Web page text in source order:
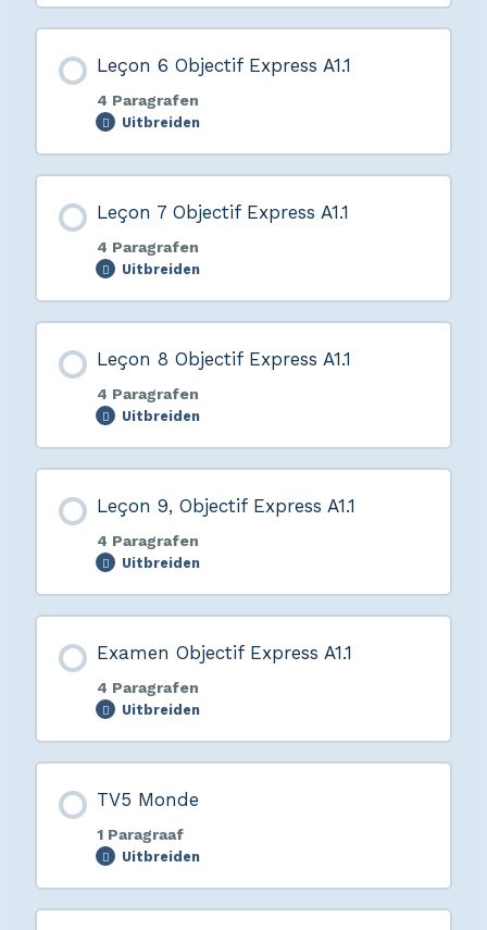
Leçon 6 Objectif Express A1.1
4 Paragrafen
Uitbreiden
Leçon 7 Objectif Express A1.1
4 Paragrafen
Uitbreiden
Leçon 8 Objectif Express A1.1
4 Paragrafen
Uitbreiden
Leçon 9, Objectif Express A1.1
4 Paragrafen
Uitbreiden
Examen Objectif Express A1.1
4 Paragrafen
Uitbreiden
TV5 Monde
1 Paragraaf
Uitbreiden